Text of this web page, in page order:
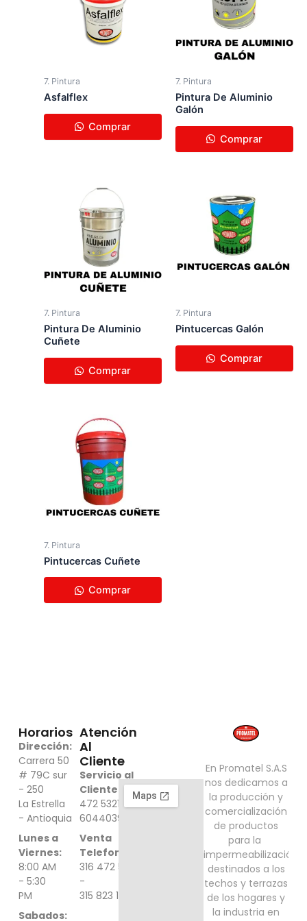
7. Pintura
Asfalflex
Comprar
7. Pintura
Pintura De Aluminio
Galón
Comprar
7. Pintura
Pintura De Aluminio
Cuñete
Comprar
7. Pintura
Pi​ntucercas Galón
Comprar
7. Pintura
Pi​ntucercas Cuñete
Comprar
En Promatel S.A.S
nos dedicamos a
​la producción y
comercialización
de ​productos
para la ​
impermeabilización
destinados a ​los
techos y terrazas
de los hogares ​y
la industria en
Horarios
Dirección:
Carrera 50
# 79C sur
- 250
La Estrella
- Antioquia
Lunes a
Viernes:
8:00 AM
- 5:30
PM
Sabados:
Atención
Al
Cliente
Servicio al
Cliente: 316
472 5321 -
6044039000
Venta
Telefonica:
316 472 5321
-
315 823 1548